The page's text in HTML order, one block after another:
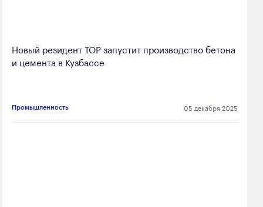
Новый резидент ТОР запустит производство бетона
и цемента в Кузбассе
Промышленность 05 декабря 2025